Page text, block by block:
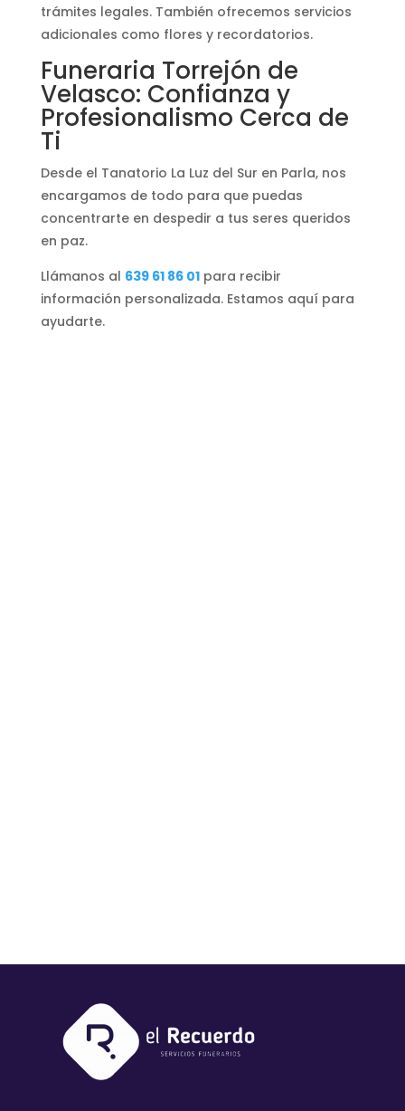
trámites legales. También ofrecemos servicios
adicionales como flores y recordatorios.
Funeraria Torrejón de
Velasco: Confianza y
Profesionalismo Cerca de
Ti
Desde el Tanatorio La Luz del Sur en Parla, nos
encargamos de todo para que puedas
concentrarte en despedir a tus seres queridos
en paz.
Llámanos al 639 61 86 01para recibir
información personalizada. Estamos aquí para
ayudarte.